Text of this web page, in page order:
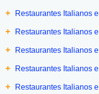
+ Restaurantes Italianos
+ Restaurantes Italianos
+ Restaurantes Italianos
+ Restaurantes Italianos
+ Restaurantes Italianos